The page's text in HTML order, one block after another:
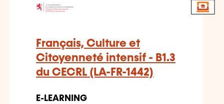
Français, Culture et
Citoyenneté intensif - B1.3
du CECRL (LA-FR-1442)
E-LEARNING